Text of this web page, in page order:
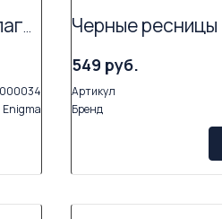
Патчи ультра-тонкие Enigma (с коллагеном и экстрактами растений, 2 пары в упаковке)
Enigma
549 руб.
Артикул
Бренд